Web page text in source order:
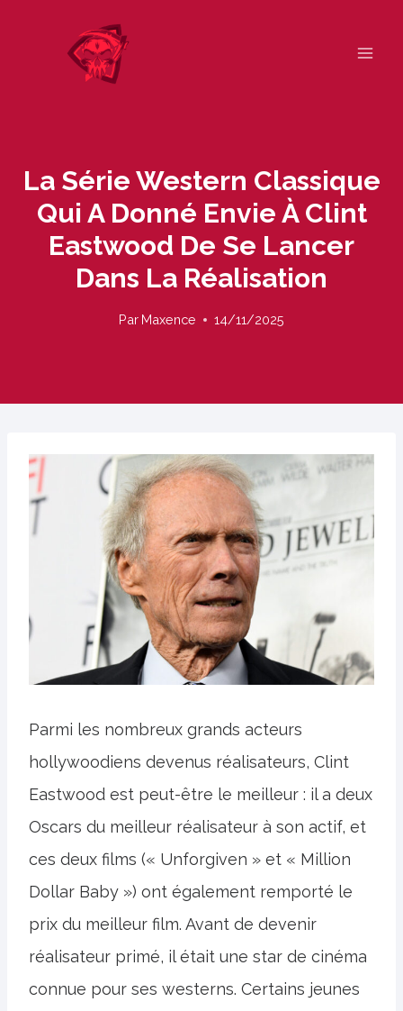
La Série Western Classique
Qui A Donné Envie À Clint
Eastwood De Se Lancer
Dans La Réalisation
Par Maxence 14/11/2025
Parmi les nombreux grands acteurs
hollywoodiens devenus réalisateurs, Clint
Eastwood est peut-être le meilleur : il a deux
Oscars du meilleur réalisateur à son actif, et
ces deux films (« Unforgiven » et « Million
Dollar Baby ») ont également remporté le
prix du meilleur film. Avant de devenir
réalisateur primé, il était une star de cinéma
connue pour ses westerns. Certains jeunes